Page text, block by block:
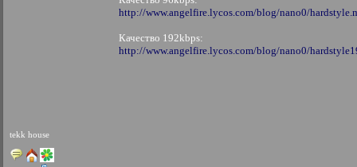
tekk house
http://www.angelfire.lycos.com/blog/nano0/
Качество 192kbps:
http://www.angelfire.lycos.com/blog/nano0/